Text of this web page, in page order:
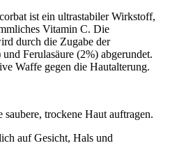
ist ein ultrastabiler Wirkstoff,
Vitamin C. Die
durch die Zugabe der
Ferulasäure (2%) abgerundet.
Waffe gegen die Hautalterung.
trockene Haut auftragen.
auf Gesicht, Hals und